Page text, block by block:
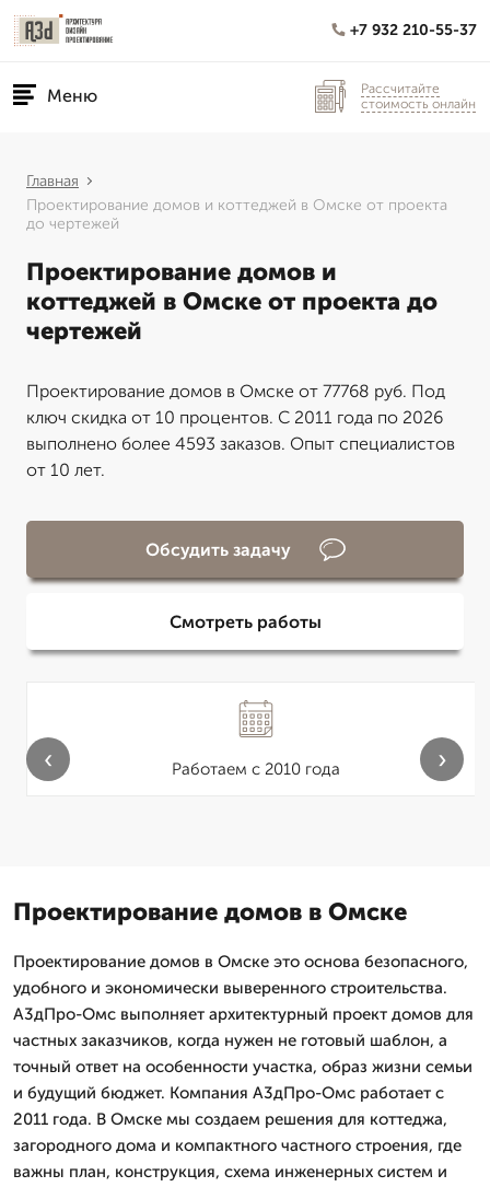
+7 932 210-55-37
Меню
Рассчитайте
стоимость онлайн
Главная
Проектирование домов и коттеджей в Омске от проекта
до чертежей
Проектирование домов и
коттеджей в Омске от проекта до
чертежей
Проектирование домов в Омске от 77768 руб. Под
ключ скидка от 10 процентов. С 2011 года по 2026
выполнено более 4593 заказов. Опыт специалистов
от 10 лет.
Обсудить задачу
Смотреть работы
Работаем с 2010 года
‹ ›
Проектирование домов в Омске
Проектирование домов в Омске это основа безопасного,
удобного и экономически выверенного строительства.
А3дПро-Омс выполняет архитектурный проект домов для
частных заказчиков, когда нужен не готовый шаблон, а
точный ответ на особенности участка, образ жизни семьи
и будущий бюджет. Компания А3дПро-Омс работает с
2011 года. В Омске мы создаем решения для коттеджа,
загородного дома и компактного частного строения, где
важны план, конструкция, схема инженерных систем и